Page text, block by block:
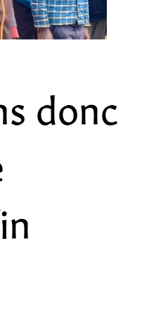
donc